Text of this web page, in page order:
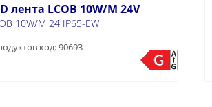
лента LCOB 10W/M 24V
10W/M 24 IP65-EW
код: 90693